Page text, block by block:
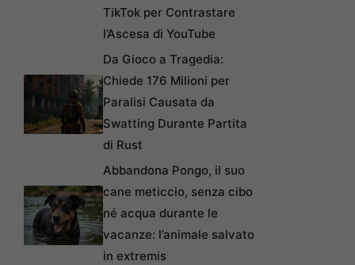
TikTok per Contrastare
l’Ascesa di YouTube
Da Gioco a Tragedia:
Chiede 176 Milioni per
Paralisi Causata da
Swatting Durante Partita
di Rust
Abbandona Pongo, il suo
cane meticcio, senza cibo
né acqua durante le
vacanze: l’animale salvato
in extremis